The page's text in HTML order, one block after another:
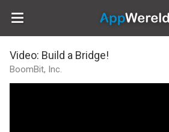
Video: Build a Bridge!
BoomBit, Inc.